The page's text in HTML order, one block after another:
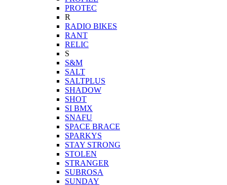
PROTEC
R
RADIO BIKES
RANT
RELIC
S
S&M
SALT
SALTPLUS
SHADOW
SHOT
SI BMX
SNAFU
SPACE BRACE
SPARKYS
STAY STRONG
STOLEN
STRANGER
SUBROSA
SUNDAY